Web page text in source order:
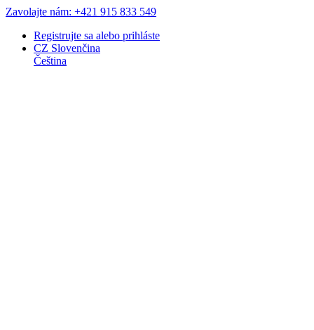
Zavolajte nám: +421 915 833 549
Registrujte sa alebo prihláste
CZ Slovenčina
Čeština